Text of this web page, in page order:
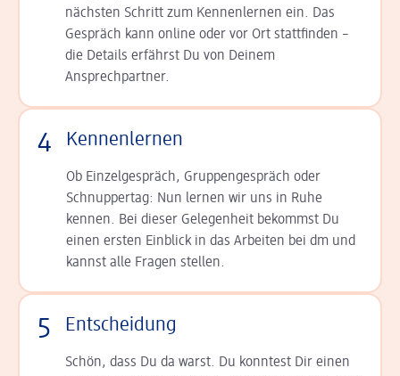
nächsten Schritt zum Kennen­lernen ein. Das
Gespräch kann online oder vor Ort statt­finden –
die Details er­fährst Du von Deinem
Ansprechpartner.
4 Kennenlernen
Ob Einzelgespräch, Grup­pen­gespräch oder
Schnup­per­tag: Nun lernen wir uns in Ruhe
kennen. Bei dieser Gelegenheit bekommst Du
einen ersten Einblick in das Arbeiten bei dm und
kannst alle Fragen stellen.
5 Entscheidung
Schön, dass Du da warst. Du konntest Dir einen